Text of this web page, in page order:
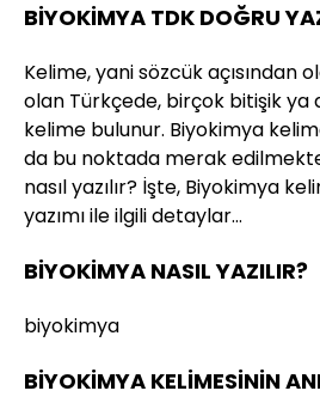
BİYOKİMYA TDK DOĞRU
Kelime, yani sözcük açısından
olan Türkçede, birçok bitişik ya
kelime bulunur. Biyokimya
da bu noktada merak
nasıl yazılır? İşte, Biyokimya
yazımı ile ilgili detaylar…
BİYOKİMYA NASIL YAZILIR?
biyokimya
BİYOKİMYA KELİMESİNİN